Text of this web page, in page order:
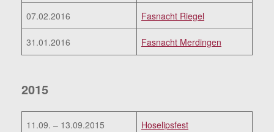
07.02.2016 Fasnacht Riegel
31.01.2016 Fasnacht Merdingen
2015
11.09. – 13.09.2015 Hoselipsfest